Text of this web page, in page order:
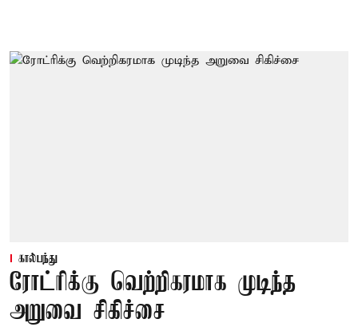
கால்பந்து
ரோட்ரிக்கு வெற்றிகரமாக முடிந்த
அறுவை சிகிச்சை